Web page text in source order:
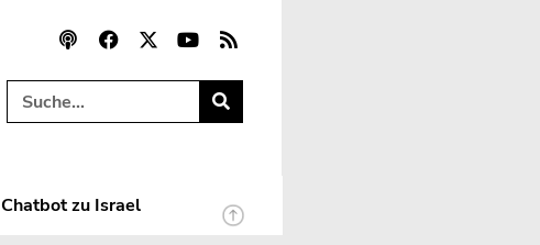
Chatbot zu Israel